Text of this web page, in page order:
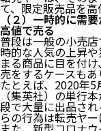
て、限定販売品を
（２）一時的に需
高値で売る
普段は一般の小売
時的な人気の上昇
まる商品に目を付
売をするケースもあ
たとえば、2020年5
（集英社）の単行
段で大量に出品さ
らの行為は転売ヤ